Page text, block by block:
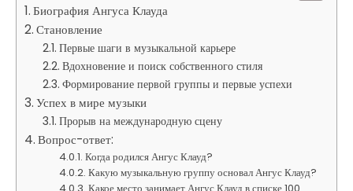
Биография Ангуса Клауда
Становление
Первые шаги в музыкальной карьере
Вдохновение и поиск собственного стиля
Формирование первой группы и первые успехи
Успех в мире музыки
Прорыв на международную сцену
Вопрос-ответ:
Когда родился Ангус Клауд?
Какую музыкальную группу основал Ангус Клауд?
Какое место занимает Ангус Клауд в списке 100